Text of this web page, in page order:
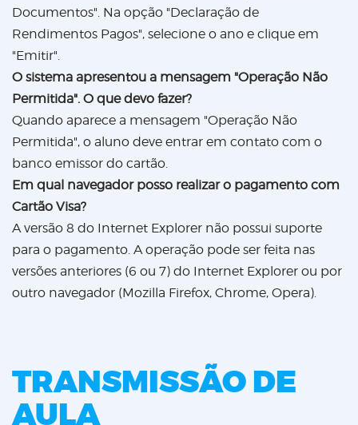
Documentos". Na opção "Declaração de
Rendimentos Pagos", selecione o ano e clique em
"Emitir".
O sistema apresentou a mensagem "Operação Não
Permitida". O que devo fazer?
Quando aparece a mensagem "Operação Não
Permitida", o aluno deve entrar em contato com o
banco emissor do cartão.
Em qual navegador posso realizar o pagamento com
Cartão Visa?
A versão 8 do Internet Explorer não possui suporte
para o pagamento. A operação pode ser feita nas
versões anteriores (6 ou 7) do Internet Explorer ou por
outro navegador (Mozilla Firefox, Chrome, Opera).
TRANSMISSÃO DE
AULA